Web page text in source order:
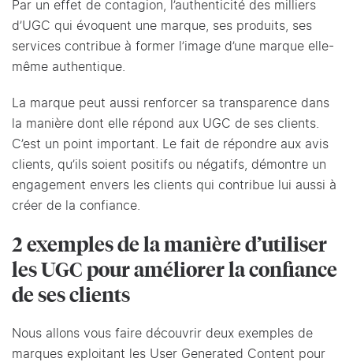
Par un effet de contagion, l’authenticité des milliers
d’UGC qui évoquent une marque, ses produits, ses
services contribue à former l’image d’une marque elle-
même authentique.
La marque peut aussi renforcer sa transparence dans
la manière dont elle répond aux UGC de ses clients.
C’est un point important. Le fait de répondre aux avis
clients, qu’ils soient positifs ou négatifs, démontre un
engagement envers les clients qui contribue lui aussi à
créer de la confiance.
2 exemples de la manière d’utiliser
les UGC pour améliorer la confiance
de ses clients
Nous allons vous faire découvrir deux exemples de
marques exploitant les User Generated Content pour